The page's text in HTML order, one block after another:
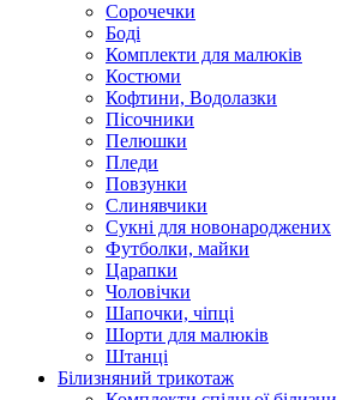
Cорочечки
Боді
Комплекти для малюків
Костюми
Кофтини, Водолазки
Пісочники
Пелюшки
Пледи
Повзунки
Слинявчики
Сукні для новонароджених
Футболки, майки
Царапки
Чоловічки
Шапочки, чіпці
Шорти для малюків
Штанці
Білизняний трикотаж